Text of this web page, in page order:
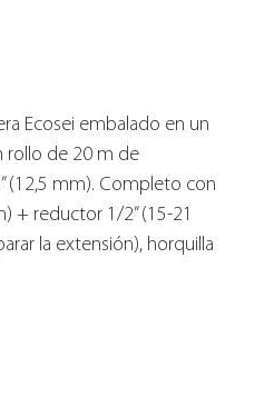
Ecosei embalado en un
rollo de 20 m de
(12,5 mm). Completo con
+ reductor 1/2” (15-21
la extensión), horquilla